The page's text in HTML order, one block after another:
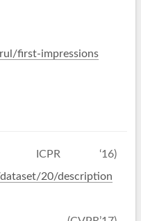
first-impressions
ICPR ‘16)
20/description